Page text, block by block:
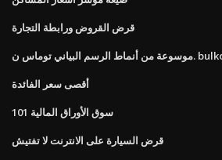
قرض القروض ورابطة التجارة
أقصى سعر الفائدة
سوق الأوراق المالية 101
قرض السيارة على الانترنت لا تفتيش